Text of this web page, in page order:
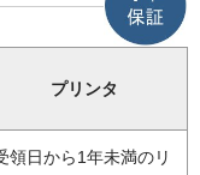
プリンタ
領日から1年未満のリ